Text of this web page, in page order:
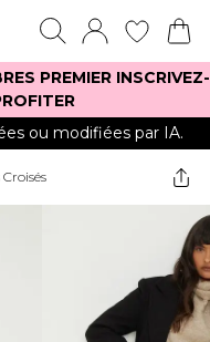
PREMIER INSCRIVEZ-
ou modifiées par IA.